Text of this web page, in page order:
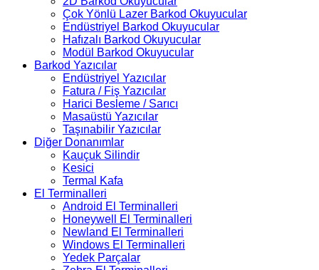
Çok Yönlü Lazer Barkod Okuyucular
Endüstriyel Barkod Okuyucular
Hafızalı Barkod Okuyucular
Modül Barkod Okuyucular
Barkod Yazıcılar
Endüstriyel Yazıcılar
Fatura / Fiş Yazıcılar
Harici Besleme / Sarıcı
Masaüstü Yazıcılar
Taşınabilir Yazıcılar
Diğer Donanımlar
Kauçuk Silindir
Kesici
Termal Kafa
El Terminalleri
Android El Terminalleri
Honeywell El Terminalleri
Newland El Terminalleri
Windows El Terminalleri
Yedek Parçalar